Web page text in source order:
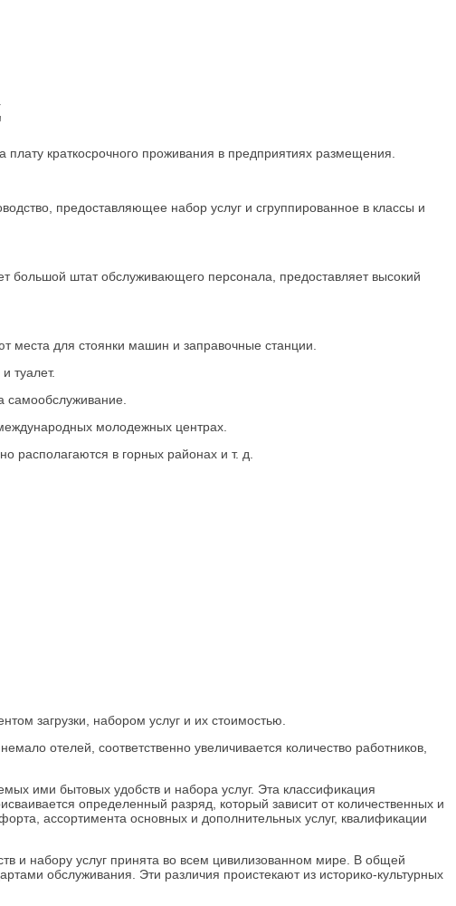
плату краткосрочного проживания в предприятиях размещения.
предоставляющее набор услуг и сгруппированное в классы и
большой штат обслуживающего персонала, предоставляет высокий
места для стоянки машин и заправочные станции.
туалет.
самообслуживание.
молодежных центрах.
в горных районах и т. д.
загрузки, набором услуг и их стоимостью.
отелей, соответственно увеличивается количество работников,
ими бытовых удобств и набора услуг. Эта классификация
определенный разряд, который зависит от количественных и
ассортимента основных и дополнительных услуг, квалификации
и набору услуг принята во всем цивилизованном мире. В общей
обслуживания. Эти различия проистекают из историко-культурных